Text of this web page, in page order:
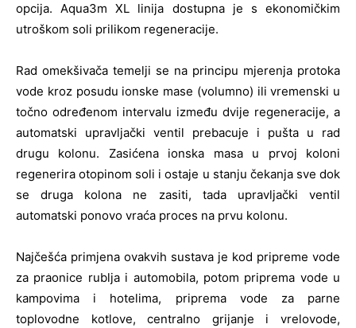
opcija. Aqua3m XL linija dostupna je s ekonomičkim
utroškom soli prilikom regeneracije.
Rad omekšivača temelji se na principu mjerenja protoka
vode kroz posudu ionske mase (volumno) ili vremenski u
točno određenom intervalu između dvije regeneracije, a
automatski upravljački ventil prebacuje i pušta u rad
drugu kolonu. Zasićena ionska masa u prvoj koloni
regenerira otopinom soli i ostaje u stanju čekanja sve dok
se druga kolona ne zasiti, tada upravljački ventil
automatski ponovo vraća proces na prvu kolonu.
Najčešća primjena ovakvih sustava je kod pripreme vode
za praonice rublja i automobila, potom priprema vode u
kampovima i hotelima, priprema vode za parne
toplovodne kotlove, centralno grijanje i vrelovode,